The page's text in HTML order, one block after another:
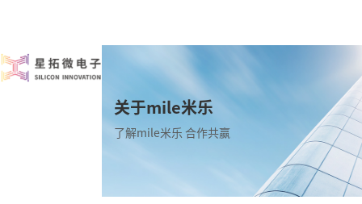
关于mile米乐
了解mile米乐 合作共赢